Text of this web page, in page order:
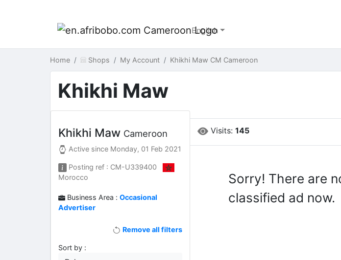
English
Home Shops My Account Khikhi Maw CM Cameroon
Khikhi Maw
Visits: 145
Sorry! There are
classified ad now.
Khikhi Maw Cameroon
Active since Monday, 01 Feb 2021
Posting ref : CM-U339400
Morocco
Business Area :Occasional
Advertiser
Remove all filters
Sort by :